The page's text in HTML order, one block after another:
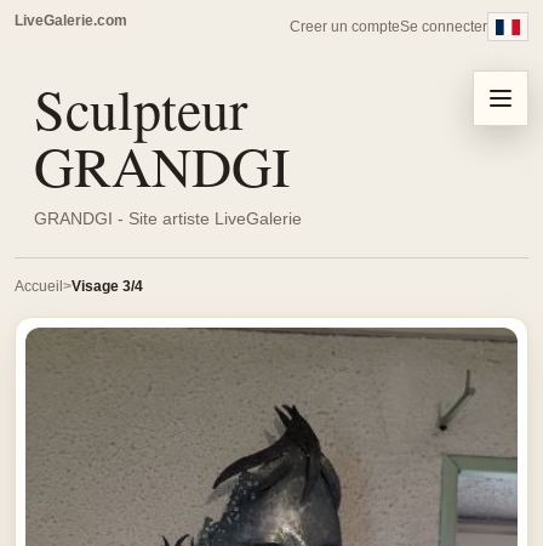
LiveGalerie.com Creer un compteSe connecter
Sculpteur
GRANDGI
GRANDGI - Site artiste LiveGalerie
Menu
Accueil Visage 3/4